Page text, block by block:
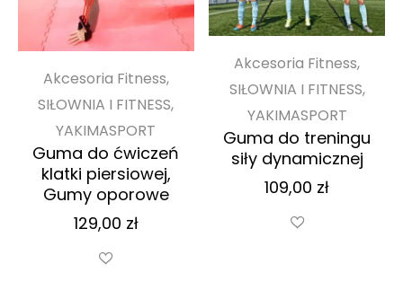
Akcesoria Fitness,
SIŁOWNIA I FITNESS,
YAKIMASPORT
Guma do ćwiczeń
klatki piersiowej,
Gumy oporowe
129,00 zł
Akcesoria Fitness,
SIŁOWNIA I FITNESS,
YAKIMASPORT
Guma do treningu
siły dynamicznej
109,00 zł